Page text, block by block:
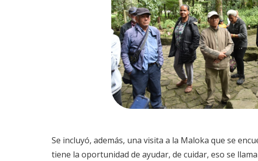
Se incluyó, además, una visita a la Maloka que se
tiene la oportunidad de ayudar, de cuidar, eso se